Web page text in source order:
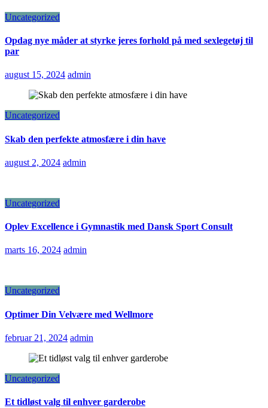
Uncategorized
Opdag nye måder at styrke jeres forhold på med sexlegetøj til
par
august 15, 2024 admin
Uncategorized
Skab den perfekte atmosfære i din have
august 2, 2024 admin
Uncategorized
Oplev Excellence i Gymnastik med Dansk Sport Consult
marts 16, 2024 admin
Uncategorized
Optimer Din Velvære med Wellmore
februar 21, 2024 admin
Uncategorized
Et tidløst valg til enhver garderobe